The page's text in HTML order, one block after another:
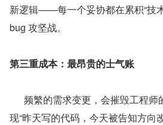
新逻辑——每一个妥协都在累积“技
bug 攻坚战。
第三重成本：最昂贵的士气账
现“昨天写的代码，今天被告知方向